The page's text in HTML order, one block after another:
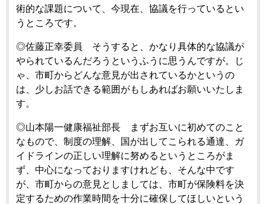
術的な課題について、今現在、協議を行っているとい
うところです。
◎佐藤正幸委員 そうすると、かなり具体的な協議が
やられているんだろうというふうに思うんですが。じ
ゃ、市町からどんな意見が出されているかというの
は、少しお話できる範囲がもしあればお願いいたしま
す。
◎山本陽一健康福祉部長 まずお互いに初めてのこと
なもので、制度の理解、国が出してこられる通達、ガ
イドラインの正しい理解に努めるというところがま
ず、中心になっておりますけれども、そんな中です
が、市町からの意見としましては、市町が保険料を決
定するための作業時間を十分に確保してほしいという